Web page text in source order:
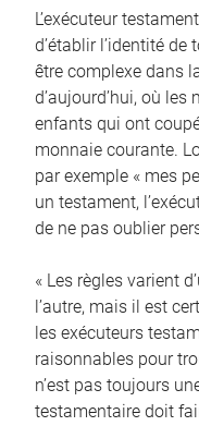
L’exécuteur
d’établir l’identité
être complexe dans
d’aujourd’hui, où
enfants qui ont
monnaie courante.
par exemple « mes
un testament,
de ne pas oublier
« Les règles varient
l’autre, mais il est
les exécuteurs
raisonnables pour
n’est pas toujours
testamentaire doit